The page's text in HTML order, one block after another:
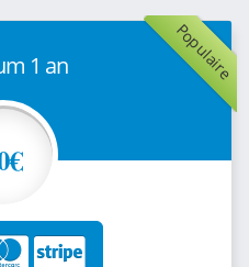
Populaire
1 an